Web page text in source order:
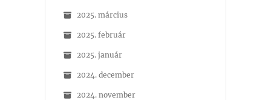
2025. március
2025. február
2025. január
2024. december
2024. november